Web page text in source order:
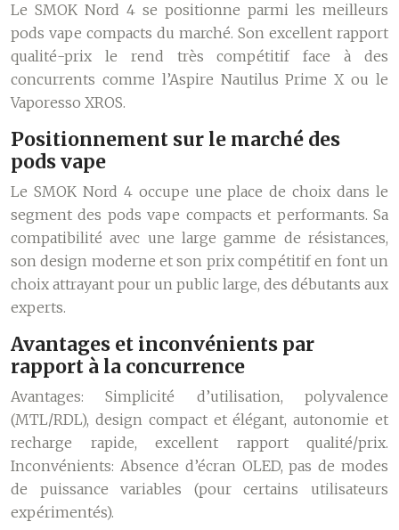
Le SMOK Nord 4 se positionne parmi les meilleurs
pods vape compacts du marché. Son excellent rapport
qualité-prix le rend très compétitif face à des
concurrents comme l’Aspire Nautilus Prime X ou le
Vaporesso XROS.
Positionnement sur le marché des
pods vape
Le SMOK Nord 4 occupe une place de choix dans le
segment des pods vape compacts et performants. Sa
compatibilité avec une large gamme de résistances,
son design moderne et son prix compétitif en font un
choix attrayant pour un public large, des débutants aux
experts.
Avantages et inconvénients par
rapport à la concurrence
Avantages: Simplicité d’utilisation, polyvalence
(MTL/RDL), design compact et élégant, autonomie et
recharge rapide, excellent rapport qualité/prix.
Inconvénients: Absence d’écran OLED, pas de modes
de puissance variables (pour certains utilisateurs
expérimentés).